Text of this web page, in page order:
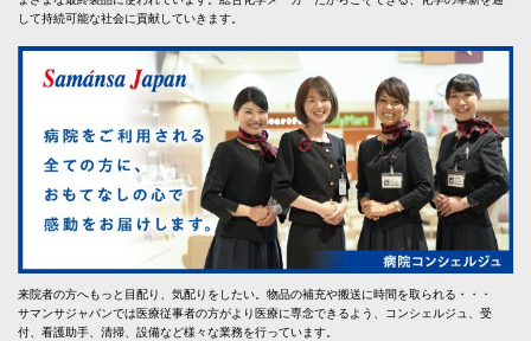
して持続可能な社会に貢献していきます。
来院者の方へもっと目配り、気配りをしたい。物品の補充や搬送に時間を取られる・・・
サマンサジャパンでは医療従事者の方がより医療に専念できるよう、コンシェルジュ、受
付、看護助手、清掃、設備など様々な業務を行っています。